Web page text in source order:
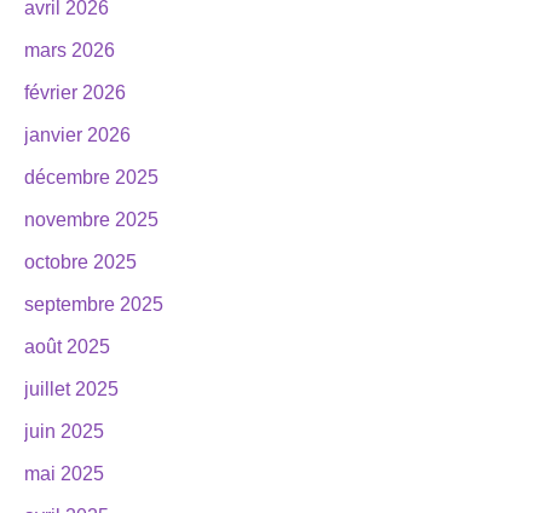
avril 2026
mars 2026
février 2026
janvier 2026
décembre 2025
novembre 2025
octobre 2025
septembre 2025
août 2025
juillet 2025
juin 2025
mai 2025